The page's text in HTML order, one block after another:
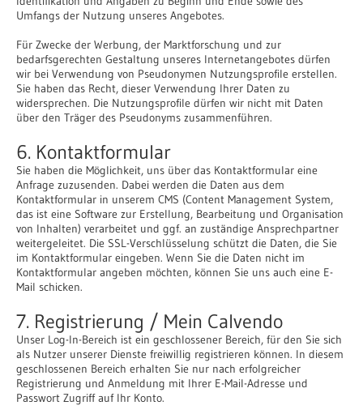
Umfangs der Nutzung unseres Angebotes.
Für Zwecke der Werbung, der Marktforschung und zur
bedarfsgerechten Gestaltung unseres Internetangebotes dürfen
wir bei Verwendung von Pseudonymen Nutzungsprofile erstellen.
Sie haben das Recht, dieser Verwendung Ihrer Daten zu
widersprechen. Die Nutzungsprofile dürfen wir nicht mit Daten
über den Träger des Pseudonyms zusammenführen.
6. Kontaktformular
Sie haben die Möglichkeit, uns über das Kontaktformular eine
Anfrage zuzusenden. Dabei werden die Daten aus dem
Kontaktformular in unserem CMS (Content Management System,
das ist eine Software zur Erstellung, Bearbeitung und Organisation
von Inhalten) verarbeitet und ggf. an zuständige Ansprechpartner
weitergeleitet. Die SSL-Verschlüsselung schützt die Daten, die Sie
im Kontaktformular eingeben. Wenn Sie die Daten nicht im
Kontaktformular angeben möchten, können Sie uns auch eine E-
Mail schicken.
7. Registrierung / Mein Calvendo
Unser Log-In-Bereich ist ein geschlossener Bereich, für den Sie sich
als Nutzer unserer Dienste freiwillig registrieren können. In diesem
geschlossenen Bereich erhalten Sie nur nach erfolgreicher
Registrierung und Anmeldung mit Ihrer E-Mail-Adresse und
Passwort Zugriff auf Ihr Konto.